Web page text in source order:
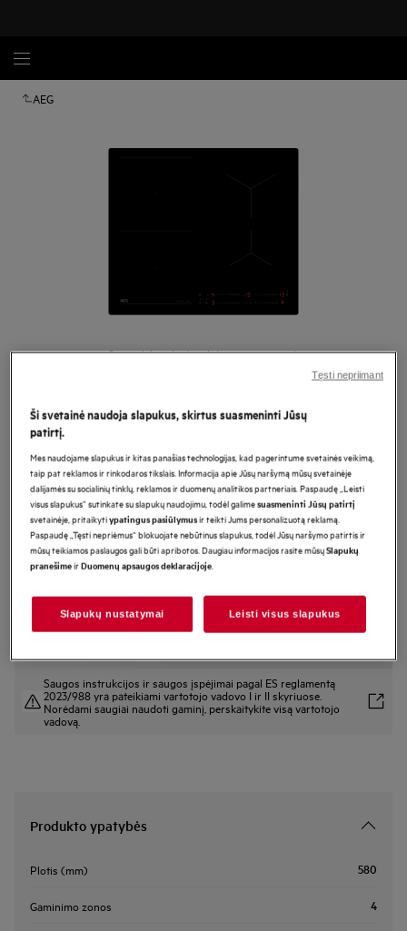
AEG
Spustelėkite, kad padidintumėte mastelį
TO64IB00IB
Indukcinė kaitlentė 60 cm 6000
serija „Hob2Hood®“
Gaminio informacijos lapas
Pagrindiniai privalumai
Funkcija „Bridge“ sujungia dvi kaitvietes į vieną didelę
„Hob2Hood®“ reguliuoja ventiliatorių pagal karštį.
Saugos instrukcijos ir saugos įspėjimai pagal ES reglamentą
2023/988 yra pateikiami vartotojo vadovo I ir II skyriuose.
Norėdami saugiai naudoti gaminį, perskaitykite visą vartotojo
vadovą.
Produkto ypatybės
Plotis (mm) 580
Gaminimo zonos 4
Ši svetainė naudoja slapukus, skirtus suasmeninti Jūsų
patirtį.
Mes naudojame slapukus ir kitas panašias technologijas, kad pagerintume svetainės veikimą,
taip pat reklamos ir rinkodaros tikslais. Informacija apie Jūsų naršymą mūsų svetainėje
dalijamės su socialinių tinklų, reklamos ir duomenų analitikos partneriais. Paspaudę „Leisti
visus slapukus“ sutinkate su slapukų naudojimu, todėl galimesuasmeninti Jūsų patirtį
svetainėje, pritaikytiypatingus pasiūlymusir teikti Jums personalizuotą reklamą.
Paspaudę „Tęsti nepriėmus“ blokuojate nebūtinus slapukus, todėl Jūsų naršymo patirtis ir
mūsų teikiamos paslaugos gali būti apribotos. Daugiau informacijos rasite mūsųSlapukų
pranešimeirDuomenų apsaugos deklaracijoje.
Slapukų nustatymai Leisti visus slapukus
Tęsti nepriimant